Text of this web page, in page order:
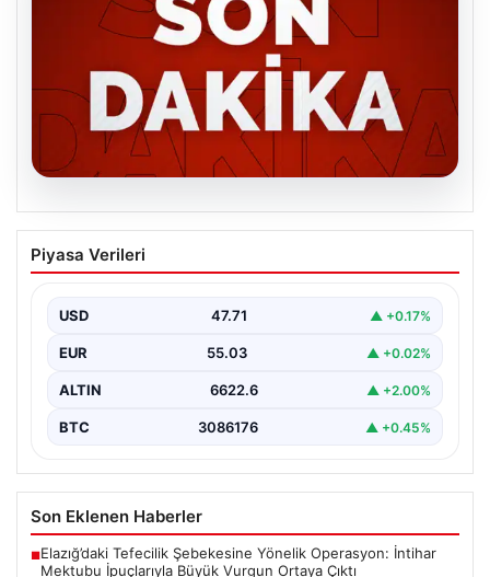
06.08.2026
MGK’den 8 maddelik kritik bildiri: Dikkat
çeken ‘Terörsüz Bölge’ vurgusu
Piyasa Verileri
USD 47.71 ▲ +0.17%
EUR 55.03 ▲ +0.02%
ALTIN 6622.6 ▲ +2.00%
BTC 3086176 ▲ +0.45%
Son Eklenen Haberler
■Elazığ’daki Tefecilik Şebekesine Yönelik Operasyon: İntihar
Mektubu İpuçlarıyla Büyük Vurgun Ortaya Çıktı